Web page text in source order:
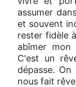
assumer
et souvent
rester fidèle
abîmer mon
C'est un
dépasse.
nous fait